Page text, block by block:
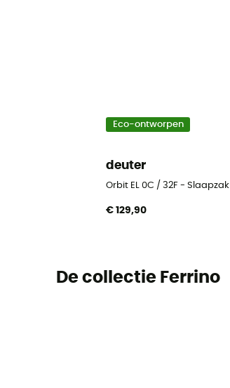
Eco-ontworpen
deuter
Orbit EL 0C / 32F - Slaapzak
€ 129,90
De collectie Ferrino